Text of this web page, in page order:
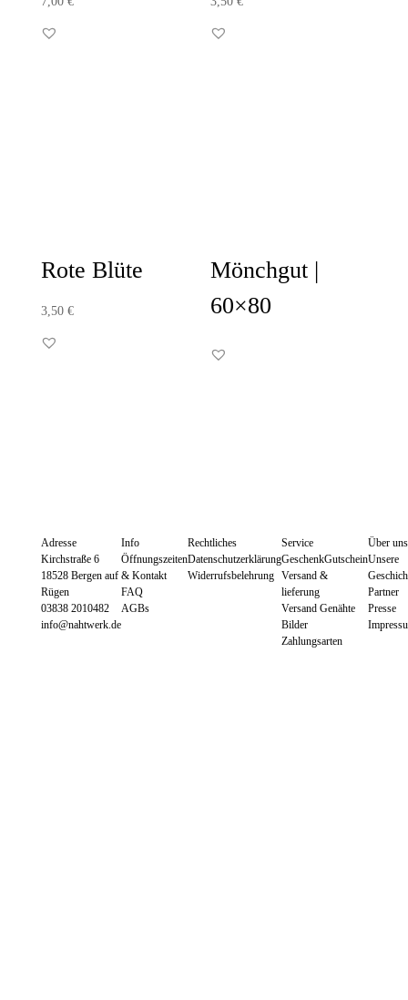
Rote Blüte
3,50 €
Mönchgut |
60×80
Adresse
Kirchstraße 6
18528 Bergen auf
Rügen
03838 2010482
info@nahtwerk.de
Info
Öffnungszeiten
& Kontakt
FAQ
AGBs
Rechtliches
Datenschutzerklärung
Widerrufsbelehrung
Service
GeschenkGutschein
Versand &
lieferung
Versand Genähte
Bilder
Zahlungsarten
Über uns
Unsere
Partner
Presse